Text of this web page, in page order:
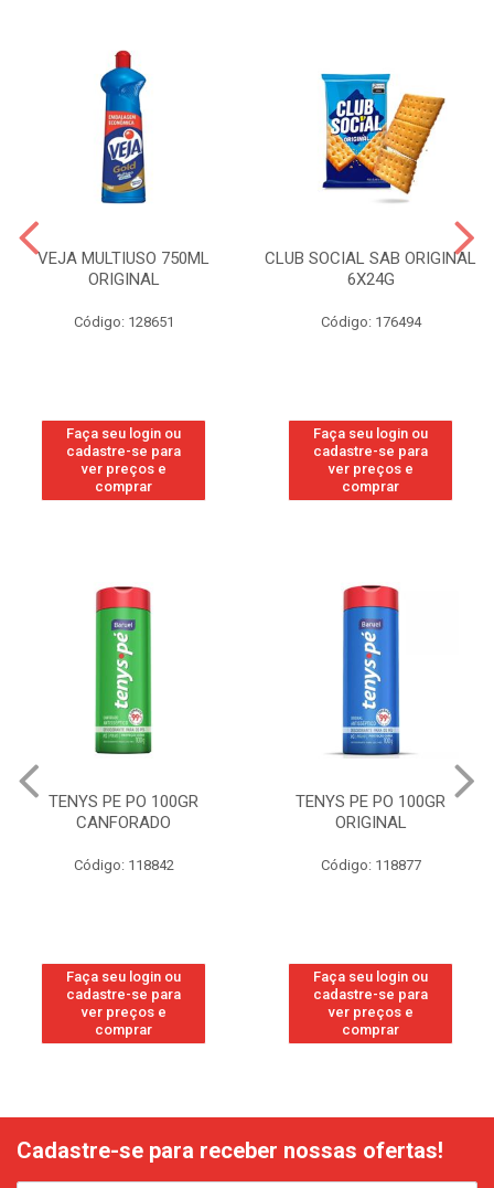
VEJA MULTIUSO 750ML
ORIGINAL
Código: 128651
Faça seu login ou
cadastre-se para
ver preços e
comprar
CLUB SOCIAL SAB ORIGINAL
6X24G
Código: 176494
Faça seu login ou
cadastre-se para
ver preços e
comprar
TENYS PE PO 100GR
CANFORADO
Código: 118842
Faça seu login ou
cadastre-se para
ver preços e
comprar
TENYS PE PO 100GR
ORIGINAL
Código: 118877
Faça seu login ou
cadastre-se para
ver preços e
comprar
Cadastre-se para receber nossas ofertas!